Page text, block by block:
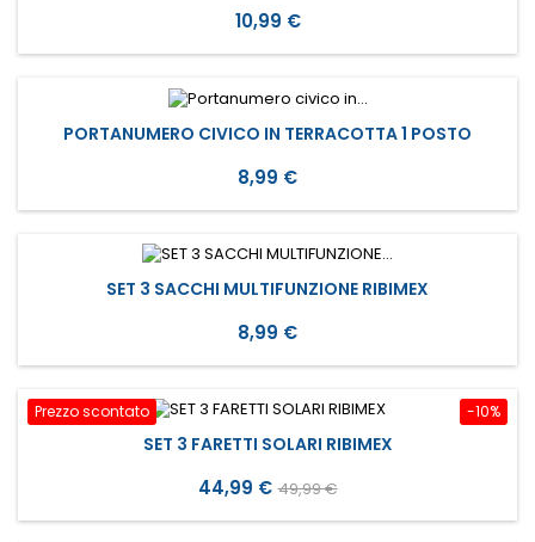
Prezzo
10,99 €
PORTANUMERO CIVICO IN TERRACOTTA 1 POSTO
Prezzo
8,99 €
SET 3 SACCHI MULTIFUNZIONE RIBIMEX
Prezzo
8,99 €
-10%
Prezzo scontato
SET 3 FARETTI SOLARI RIBIMEX
Prezzo
44,99 € Prezzo
base
49,99 €